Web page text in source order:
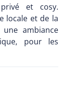
et cosy.
locale et de la
ambiance
pour les